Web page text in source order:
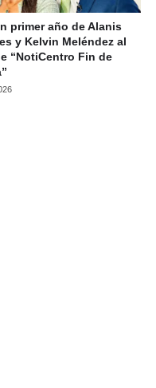
primer año de Alanis
y Kelvin Meléndez al
“NotiCentro Fin de